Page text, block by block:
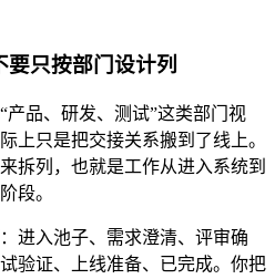
只按部门设计列
品、研发、测试”这类部门视
上只是把交接关系搬到了线上。
拆列，也就是工作从进入系统到
段。
进入池子、需求澄清、评审确
验证、上线准备、已完成。你把